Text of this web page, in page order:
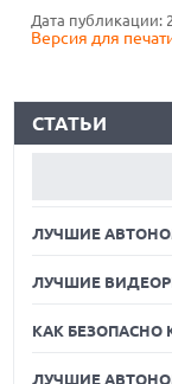
Дата публикации:
Версия для
СТАТЬИ
КАК БЕЗОПАСНО
ЛУЧШИЕ
КАК БЕЗОПАСНО
ЛУЧШИЕ
ЛУЧШИЕ
КАК БЕЗОПАСНО
ЛУЧШИЕ